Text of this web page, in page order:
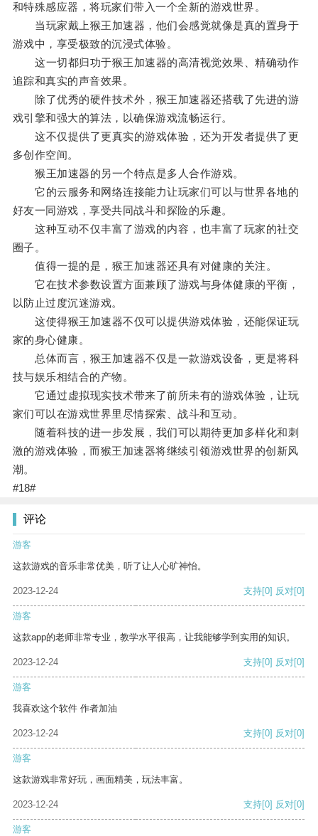
和特殊感应器，将玩家们带入一个全新的游戏世界。
当玩家戴上猴王加速器，他们会感觉就像是真的置身于
游戏中，享受极致的沉浸式体验。
这一切都归功于猴王加速器的高清视觉效果、精确动作
追踪和真实的声音效果。
除了优秀的硬件技术外，猴王加速器还搭载了先进的游
戏引擎和强大的算法，以确保游戏流畅运行。
这不仅提供了更真实的游戏体验，还为开发者提供了更
多创作空间。
猴王加速器的另一个特点是多人合作游戏。
它的云服务和网络连接能力让玩家们可以与世界各地的
好友一同游戏，享受共同战斗和探险的乐趣。
这种互动不仅丰富了游戏的内容，也丰富了玩家的社交
圈子。
值得一提的是，猴王加速器还具有对健康的关注。
它在技术参数设置方面兼顾了游戏与身体健康的平衡，
以防止过度沉迷游戏。
这使得猴王加速器不仅可以提供游戏体验，还能保证玩
家的身心健康。
总体而言，猴王加速器不仅是一款游戏设备，更是将科
技与娱乐相结合的产物。
它通过虚拟现实技术带来了前所未有的游戏体验，让玩
家们可以在游戏世界里尽情探索、战斗和互动。
随着科技的进一步发展，我们可以期待更加多样化和刺
激的游戏体验，而猴王加速器将继续引领游戏世界的创新风
潮。
#18#
评论
游客
这款游戏的音乐非常优美，听了让人心旷神怡。
2023-12-24 支持[0] 反对[0]
游客
这款app的老师非常专业，教学水平很高，让我能够学到实用的知识。
2023-12-24 支持[0] 反对[0]
游客
我喜欢这个软件 作者加油
2023-12-24 支持[0] 反对[0]
游客
这款游戏非常好玩，画面精美，玩法丰富。
2023-12-24 支持[0] 反对[0]
游客